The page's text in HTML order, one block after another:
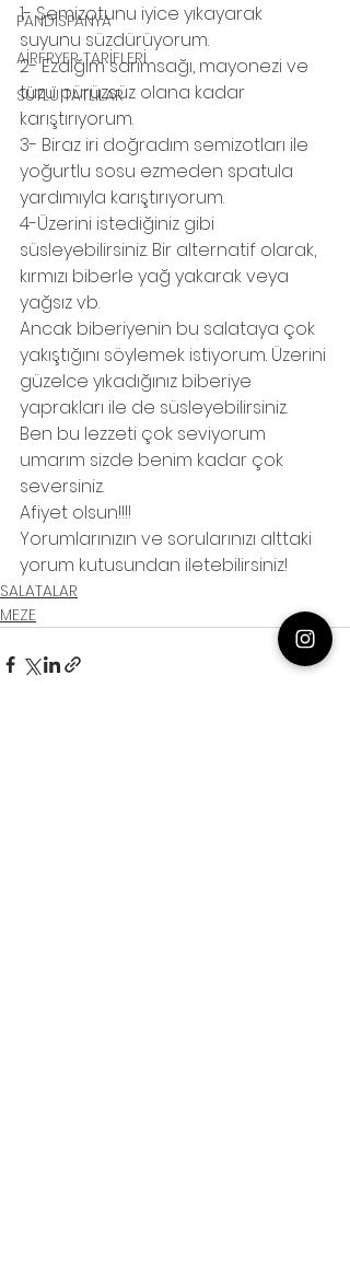
PANDİSPANYA
AİRFRYER TARİFLERİ
SÜTLÜ TATLILAR
1- Semizotunu iyice yıkayarak
suyunu süzdürüyorum.
2- Ezdiğim sarımsağı, mayonezi ve
tuzu pürüzsüz olana kadar
karıştırıyorum.
3- Biraz iri doğradım semizotları ile
yoğurtlu sosu ezmeden spatula
yardımıyla karıştırıyorum.
4-Üzerini istediğiniz gibi
süsleyebilirsiniz. Bir alternatif olarak,
kırmızı biberle yağ yakarak veya
yağsız vb.
Ancak biberiyenin bu salataya çok
yakıştığını söylemek istiyorum. Üzerini
güzelce yıkadığınız biberiye
yaprakları ile de süsleyebilirsiniz.
Ben bu lezzeti çok seviyorum
umarım sizde benim kadar çok
seversiniz.
Afiyet olsun!!!!
Yorumlarınızın ve sorularınızı alttaki
yorum kutusundan iletebilirsiniz!
SALATALAR
MEZE